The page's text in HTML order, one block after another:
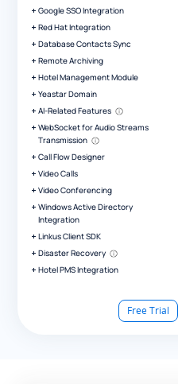
Google SSO Integration
Red Hat Integration
Database Contacts Sync
Remote Archiving
Hotel Management Module
Yeastar Domain
AI-Related Features
WebSocket for Audio Streams
Transmission
Call Flow Designer
Video Calls
Video Conferencing
Windows Active Directory
Integration
Linkus Client SDK
Disaster Recovery
Hotel PMS Integration
Free Trial